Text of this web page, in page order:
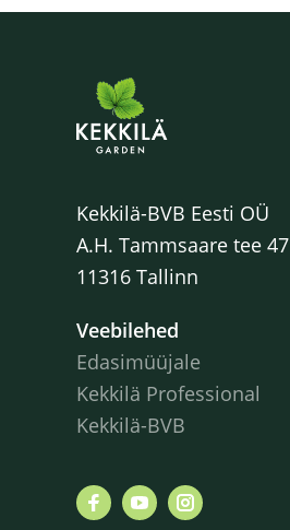
Kekkilä-BVB Eesti OÜ
A.H. Tammsaare tee 47
11316 Tallinn
Veebilehed
Edasimüüjale
Kekkilä Professional
Kekkilä-BVB